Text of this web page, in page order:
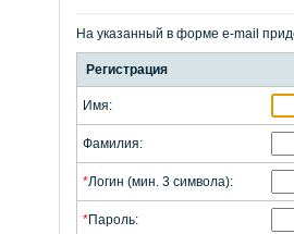
На указанный в форме e-mail
Регистрация
Имя:
Фамилия:
*Логин (мин. 3 символа):
*Пароль: